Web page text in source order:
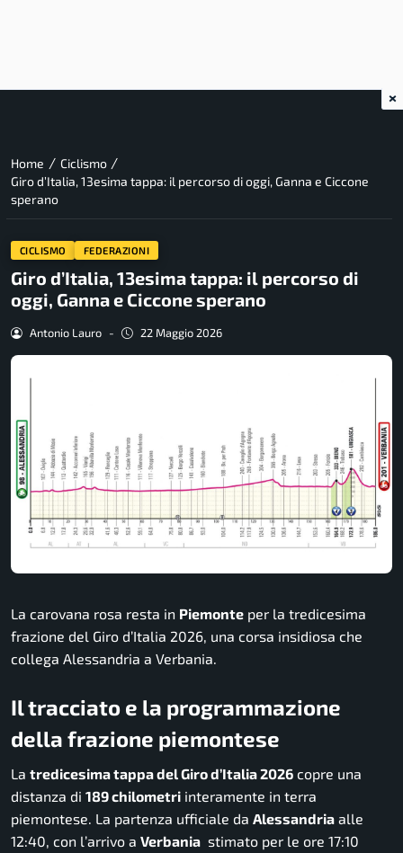
Home / Ciclismo /
Giro d’Italia, 13esima tappa: il percorso di oggi, Ganna e Ciccone
sperano
CICLISMO FEDERAZIONI
Giro d’Italia, 13esima tappa: il percorso di
oggi, Ganna e Ciccone sperano
Antonio Lauro - 22 Maggio 2026
La carovana rosa resta in Piemonte per la tredicesima
frazione del Giro d’Italia 2026, una corsa insidiosa che
collega Alessandria a Verbania.
Il tracciato e la programmazione
della frazione piemontese
La tredicesima tappa del Giro d’Italia 2026 copre una
distanza di 189 chilometri interamente in terra
piemontese. La partenza ufficiale da Alessandria alle
12:40, con l’arrivo a Verbania stimato per le ore 17:10
×